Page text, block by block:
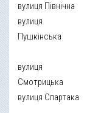
вулиця Північна
вулиця
Пушкінська
вулиця
Смотрицька
вулиця Спартака